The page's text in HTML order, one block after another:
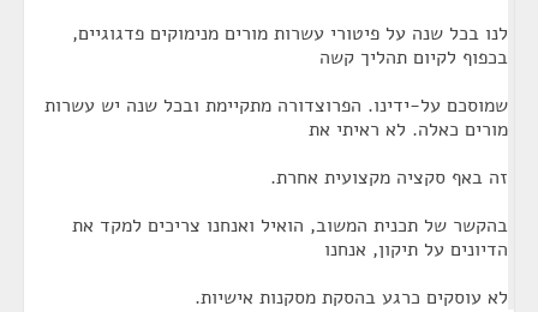
לנו בכל שנה על פיטורי עשרות מורים מנימוקים פדגוגיים,
בכפוף לקיום תהליך קשה
שמוסכם על-ידינו. הפרוצדורה מתקיימת ובכל שנה יש עשרות
מורים כאלה. לא ראיתי את
זה באף סקציה מקצועית אחרת.
בהקשר של תכנית המשוב, הואיל ואנחנו צריכים למקד את
הדיונים על תיקון, אנחנו
לא עוסקים כרגע בהסקת מסקנות אישיות.